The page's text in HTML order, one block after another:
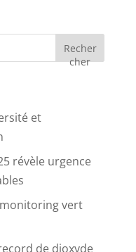
Recher
cher
et
révèle urgence
vert
de dioxyde